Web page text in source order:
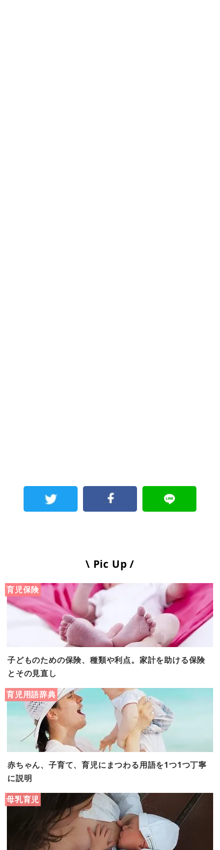
\ Pic Up /
育児保険
子どものための保険、種類や利点。家計を助ける保険
とその見直し
育児用語辞典
赤ちゃん、子育て、育児にまつわる用語を1つ1つ丁寧
に説明
母乳育児